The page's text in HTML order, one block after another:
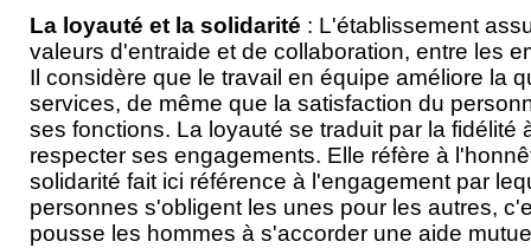
La loyauté et la solidarité : L'établissement
valeurs d'entraide et de collaboration, entre les
Il considère que le travail en équipe améliore la
services, de même que la satisfaction du
ses fonctions. La loyauté se traduit par la fidélité
respecter ses engagements. Elle réfère à
solidarité fait ici référence à l'engagement par
personnes s'obligent les unes pour les autres,
pousse les hommes à s'accorder une aide